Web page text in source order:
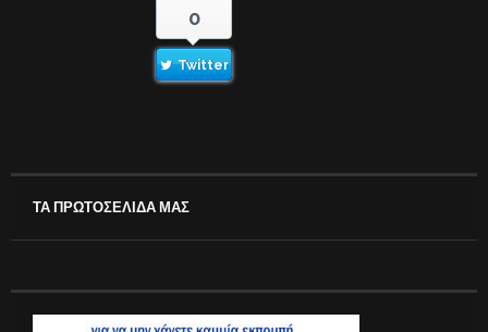
0
Twitter
ΤΑ ΠΡΩΤΟΣΕΛΙΔΑ ΜΑΣ